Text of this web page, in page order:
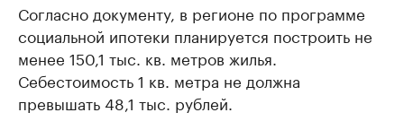
Согласно документу, в регионе по программе
социальной ипотеки планируется построить не
менее 150,1 тыс. кв. метров жилья.
Себестоимость 1 кв. метра не должна
превышать 48,1 тыс. рублей.